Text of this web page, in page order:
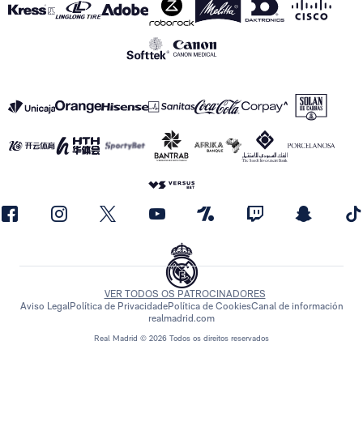
Real Madrid © 2026 Todos os direitos reservados
VER TODOS OS PATROCINADORES
Aviso LegalPolítica de PrivacidadePolítica de CookiesCanal de información
realmadrid.com